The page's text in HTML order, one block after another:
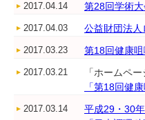
2017.04.14 第28回学術
2017.04.03 公益財団法
2017.03.23 第18回健康
2017.03.21
「ホームペ
「第18回健
2017.03.14
平成29・30